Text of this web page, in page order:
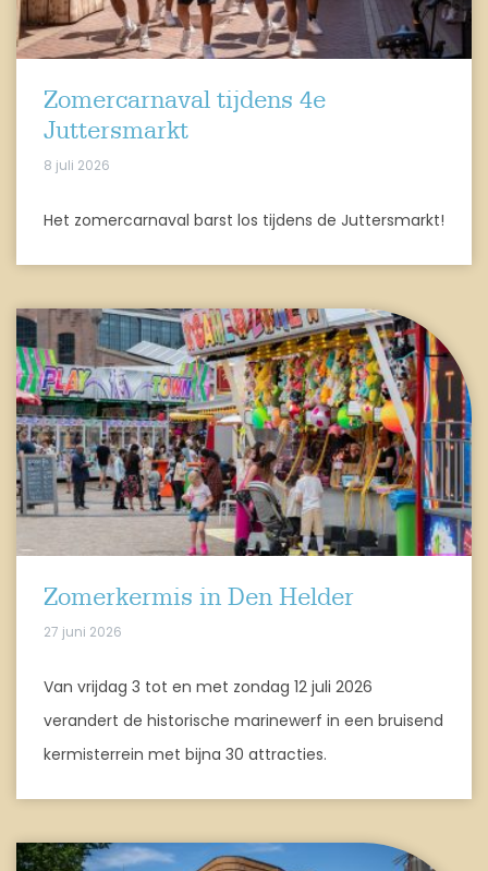
Zomercarnaval tijdens 4e
Juttersmarkt
8 juli 2026
Het zomercarnaval barst los tijdens de Juttersmarkt!
Zomerkermis in Den Helder
27 juni 2026
Van vrijdag 3 tot en met zondag 12 juli 2026
verandert de historische marinewerf in een bruisend
kermisterrein met bijna 30 attracties.